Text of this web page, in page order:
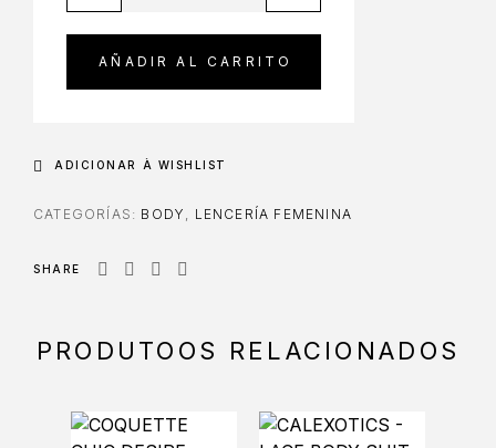
AÑADIR AL CARRITO
ADICIONAR À WISHLIST
CATEGORÍAS: BODY LENCERÍA FEMENINA
SHARE
PRODUTOOS RELACIONADOS